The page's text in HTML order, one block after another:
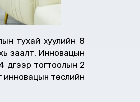
тухай хуулийн 8
заалт, Инновацын
дүгээр тогтоолын 2
инновацын төслийн